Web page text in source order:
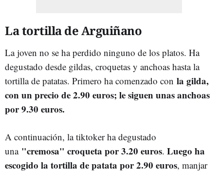
La tortilla de Arguiñano
La joven no se ha perdido ninguno de los platos. Ha
degustado desde gildas, croquetas y anchoas hasta la
tortilla de patatas. Primero ha comenzado con la gilda,
con un precio de 2.90 euros; le siguen unas anchoas
por 9.30 euros.
A continuación, la tiktoker ha degustado
una "cremosa" croqueta por 3.20 euros. Luego ha
escogido la tortilla de patata por 2.90 euros, manjar